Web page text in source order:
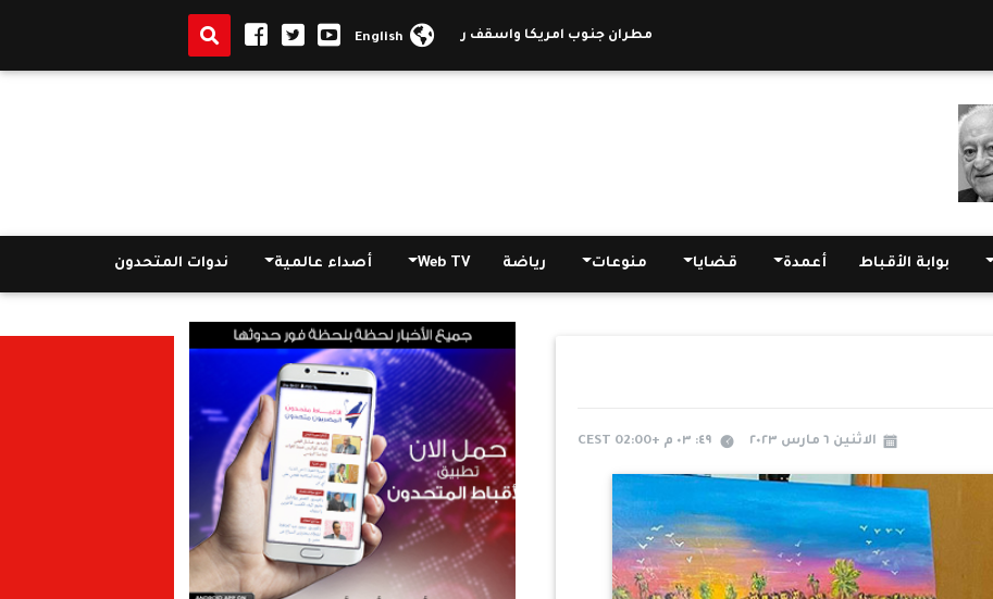
مطران جنوب امريكا واسقف روما يطمئنان على صحة انبا انطونيوس مرقس وزيارة للسفارة المصرية
English
بوابة الأقباط أعمدة قضايا منوعات رياضة Web TV أصداء عالمية ندوات المتحدون
الاثنين ٦ مارس ٢٠٢٣ ٤٩: ٠٣ م +02:00 CEST